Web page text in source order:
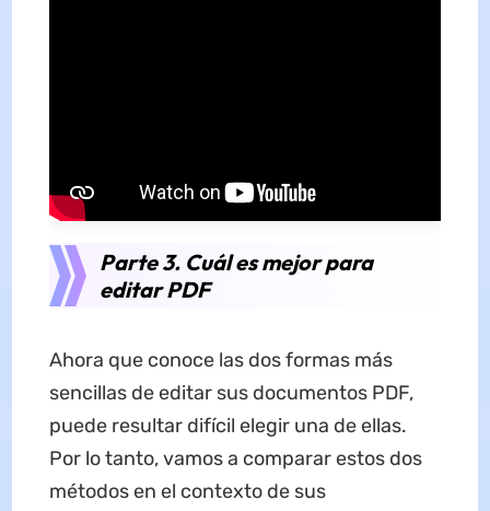
Parte 3. Cuál es mejor para
editar PDF
Ahora que conoce las dos formas más
sencillas de editar sus documentos PDF,
puede resultar difícil elegir una de ellas.
Por lo tanto, vamos a comparar estos dos
métodos en el contexto de sus